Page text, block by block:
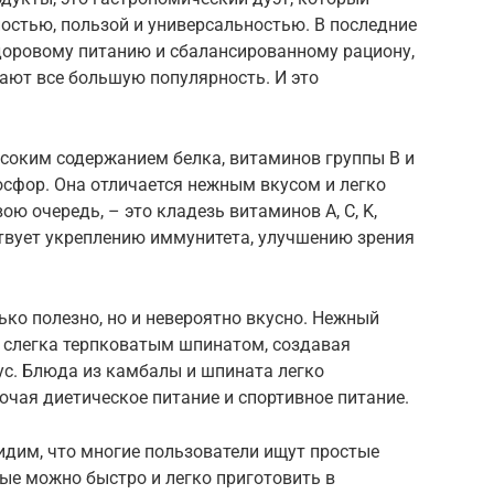
пользой и универсальностью. В последние
питанию и сбалансированному рациону,
все большую популярность. И это
содержанием белка, витаминов группы B и
Она отличается нежным вкусом и легко
очередь, – это кладезь витаминов A, C, K,
укреплению иммунитета, улучшению зрения
полезно, но и невероятно вкусно. Нежный
терпковатым шпинатом, создавая
Блюда из камбалы и шпината легко
диетическое питание и спортивное питание.
что многие пользователи ищут простые
можно быстро и легко приготовить в